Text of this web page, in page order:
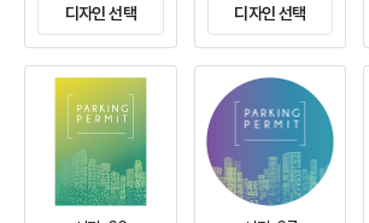
디자인 선택 디자인 선택